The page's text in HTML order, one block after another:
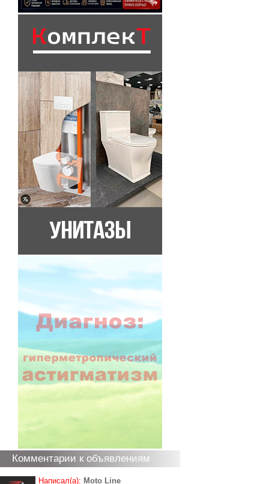
Комментарии к объявлениям
Написал(а): Moto Line